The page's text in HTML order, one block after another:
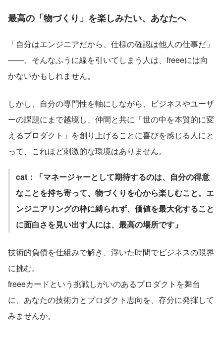
最高の「物づくり」を楽しみたい、あなたへ
「自分はエンジニアだから、仕様の確認は他人の仕事だ」
――。そんなふうに線を引いてしまう人は、freeeには向
かないかもしれません。
しかし、自分の専門性を軸にしながら、ビジネスやユーザ
ーの課題にまで越境し、仲間と共に「世の中を本質的に変
えるプロダクト」を創り上げることに喜びを感じる人にと
って、これほど刺激的な環境はありません。
cat：「マネージャーとして期待するのは、自分の得意
なことを持ち寄って、物づくりを心から楽しむこと。エ
ンジニアリングの枠に縛られず、価値を最大化すること
に面白さを見い出す人には、最高の場所です」
技術的負債を仕組みで解き、浮いた時間でビジネスの限界
に挑む。
freeeカードという挑戦しがいのあるプロダクトを舞台
に、あなたの技術力とプロダクト志向を、存分に発揮して
みませんか。